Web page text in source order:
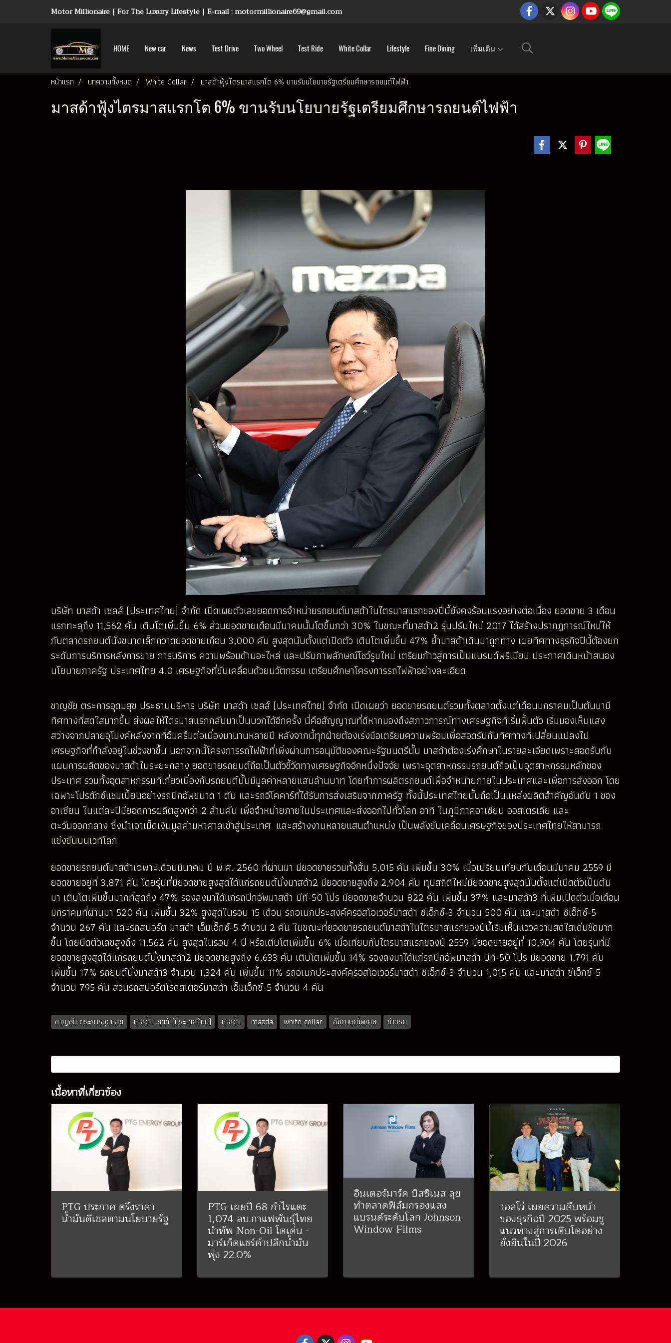
Motor Millionaire | For The Luxury Lifestyle | E-mail : motormillionaire69@gmail.com
HOME New car News Test Drive Two Wheel Test Ride White Collar Lifestyle Fine Dining เพิ่มเติม
หน้าแรก บทความทั้งหมด White Collar มาสด้าฟุ้งไตรมาสแรกโต 6% ขานรับนโยบายรัฐเตรียมศึกษารถยนต์ไฟฟ้า
มาสด้าฟุ้งไตรมาสแรกโต 6% ขานรับนโยบายรัฐเตรียมศึกษารถยนต์ไฟฟ้า
บริษัท มาสด้า เซลส์ (ประเทศไทย) จำกัด เปิดเผยตัวเลขยอดการจำหน่ายรถยนต์มาสด้าในไตรมาสแรกของปีนี้ยังคงร้อนแรงอย่างต่อเนื่อง ยอดขาย 3 เดือน
แรกทะลุถึง 11,562 คัน เติบโตเพิ่มขึ้น 6% ส่วนยอดขายเดือนมีนาคมนั้นโตขึ้นกว่า 30% ในขณะที่มาสด้า2 รุ่นปรับใหม่ 2017 ได้สร้างปรากฏการณ์ใหม่ให้
กับตลาดรถยนต์นั่งขนาดเล็กกวาดยอดขายเกือบ 3,000 คัน สูงสุดนับตั้งแต่เปิดตัว เติบโตเพิ่มขึ้น 47% ย้ำมาสด้าเดินมาถูกทาง เผยทิศทางธุรกิจปีนี้ต้องยก
ระดับการบริการหลังการขาย การบริการ ความพร้อมด้านอะไหล่ และปรับภาพลักษณ์โชว์รูมใหม่ เตรียมก้าวสู่การเป็นแบรนด์พรีเมียม ประกาศเดินหน้าสนอง
นโยบายภาครัฐ ประเทศไทย 4.0 เศรษฐกิจที่ขับเคลื่อนด้วยนวัตกรรม เตรียมศึกษาโครงการรถไฟฟ้าอย่างละเอียด
ชาญชัย ตระการอุดมสุข ประธานบริหาร บริษัท มาสด้า เซลส์ (ประเทศไทย) จำกัด เปิดเผยว่า ยอดขายรถยนต์รวมทั้งตลาดตั้งแต่เดือนมกราคมเป็นต้นมามี
ทิศทางที่สดใสมากขึ้น ส่งผลให้ไตรมาสแรกกลับมาเป็นบวกได้อีกครั้ง นี่คือสัญญาณที่ดีหากมองถึงสภาวการณ์ทางเศรษฐกิจที่เริ่มฟื้นตัว เริ่มมองเห็นแสง
สว่างจากปลายอุโมงค์หลังจากที่อึมครึมต่อเนื่องมานานหลายปี หลังจากนี้ทุกฝ่ายต้องเร่งมือเตรียมความพร้อมเพื่อสอดรับกับทิศทางที่เปลี่ยนแปลงไป
เศรษฐกิจที่กำลังอยู่ในช่วงขาขึ้น นอกจากนี้โครงการรถไฟฟ้าที่เพิ่งผ่านการอนุมัติของคณะรัฐมนตรีนั้น มาสด้าต้องเร่งศึกษาในรายละเอียดเพราะสอดรับกับ
แผนการผลิตของมาสด้าในระยะกลาง ยอดขายรถยนต์ถือเป็นตัวชี้วัดทางเศรษฐกิจอีกหนึ่งปัจจัย เพราะอุตสาหกรรมรถยนต์ถือเป็นอุตสาหกรรมหลักของ
ประเทศ รวมทั้งอุตสาหกรรมที่เกี่ยวเนื่องกับรถยนต์นั้นมีมูลค่าหลายแสนล้านบาท โดยทำการผลิตรถยนต์เพื่อจำหน่ายภายในประเทศและเพื่อการส่งออก โดย
เฉพาะโปรดักซ์แชมเปี้ยนอย่างรถปิกอัพขนาด 1 ตัน และรถอีโคคาร์ที่ได้รับการส่งเสริมจากภาครัฐ ทั้งนี้ประเทศไทยนั้นถือเป็นแหล่งผลิตสำคัญอันดับ 1 ของ
อาเซียน ในแต่ละปีมียอดการผลิตสูงกว่า 2 ล้านคัน เพื่อจำหน่ายภายในประเทศและส่งออกไปทั่วโลก อาทิ ในภูมิภาคอาเซียน ออสเตรเลีย และ
ตะวันออกกลาง ซึ่งนำเอาเม็ดเงินมูลค่ามหาศาลเข้าสู่ประเทศ และสร้างงานหลายแสนตำแหน่ง เป็นพลังขับเคลื่อนเศรษฐกิจของประเทศไทยให้สามารถ
แข่งขันบนเวทีโลก
ยอดขายรถยนต์มาสด้าเฉพาะเดือนมีนาคม ปี พ.ศ. 2560 ที่ผ่านมา มียอดขายรวมทั้งสิ้น 5,015 คัน เพิ่มขึ้น 30% เมื่อเปรียบเทียบกับเดือนมีนาคม 2559 มี
ยอดขายอยู่ที่ 3,871 คัน โดยรุ่นที่มียอดขายสูงสุดได้แก่รถยนต์นั่งมาสด้า2 มียอดขายสูงถึง 2,904 คัน ทุบสถิติใหม่มียอดขายสูงสุดนับตั้งแต่เปิดตัวเป็นต้น
มา เติบโตเพิ่มขึ้นมากที่สุดถึง 47% รองลงมาได้แก่รถปิกอัพมาสด้า บีที-50 โปร มียอดขายจำนวน 822 คัน เพิ่มขึ้น 37% และมาสด้า3 ที่เพิ่มเปิดตัวเมื่อเดือน
มกราคมที่ผ่านมา 520 คัน เพิ่มขึ้น 32% สูงสุดในรอบ 15 เดือน รถอเนกประสงค์ครอสโอเวอร์มาสด้า ซีเอ็กซ์-3 จำนวน 500 คัน และมาสด้า ซีเอ็กซ์-5
จำนวน 267 คัน และรถสปอร์ต มาสด้า เอ็มเอ็กซ์-5 จำนวน 2 คัน ในขณะที่ยอดขายรถยนต์มาสด้าในไตรมาสแรกของปีนี้เริ่มเห็นแววความสดใสเด่นชัดมาก
ขึ้น โดยปิดตัวเลขสูงถึง 11,562 คัน สูงสุดในรอบ 4 ปี หรือเติบโตเพิ่มขึ้น 6% เมื่อเทียบกับไตรมาสแรกของปี 2559 มียอดขายอยู่ที่ 10,904 คัน โดยรุ่นที่มี
ยอดขายสูงสุดได้แก่รถยนต์นั่งมาสด้า2 มียอดขายสูงถึง 6,633 คัน เติบโตเพิ่มขึ้น 14% รองลงมาได้แก่รถปิกอัพมาสด้า บีที-50 โปร มียอดขาย 1,791 คัน
เพิ่มขึ้น 17% รถยนต์นั่งมาสด้า3 จำนวน 1,324 คัน เพิ่มขึ้น 11% รถอเนกประสงค์ครอสโอเวอร์มาสด้า ซีเอ็กซ์-3 จำนวน 1,015 คัน และมาสด้า ซีเอ็กซ์-5
จำนวน 795 คัน ส่วนรถสปอร์ตโรดสเตอร์มาสด้า เอ็มเอ็กซ์-5 จำนวน 4 คัน
ชาญชัย ตระการอุดมสุข มาสด้า เซลส์ (ประเทศไทย) มาสด้า mazda white collar สัมภาษณ์พิเศษ ข่าวรถ
เนื้อหาที่เกี่ยวข้อง
PTG ประกาศ ตรึงราคา
น้ำมันดีเซลตามนโยบายรัฐ
PTG เผยปี 68 กำไรแตะ
1,074 ลบ.กาแฟพันธุ์ไทย
นำทัพ Non-Oil โตเด่น -
มาร์เก็ตแชร์ค้าปลีกน้ำมัน
พุ่ง 22.0%
อินเตอร์มาร์ค บิสซิเนส ลุย
ทำตลาดฟิล์มกรองแสง
แบรนด์ระดับโลก Johnson
Window Films
วอลโว่ เผยความคืบหน้า
ของธุรกิจปี 2025 พร้อมชู
แนวทางสู่การเติบโตอย่าง
ยั่งยืนในปี 2026